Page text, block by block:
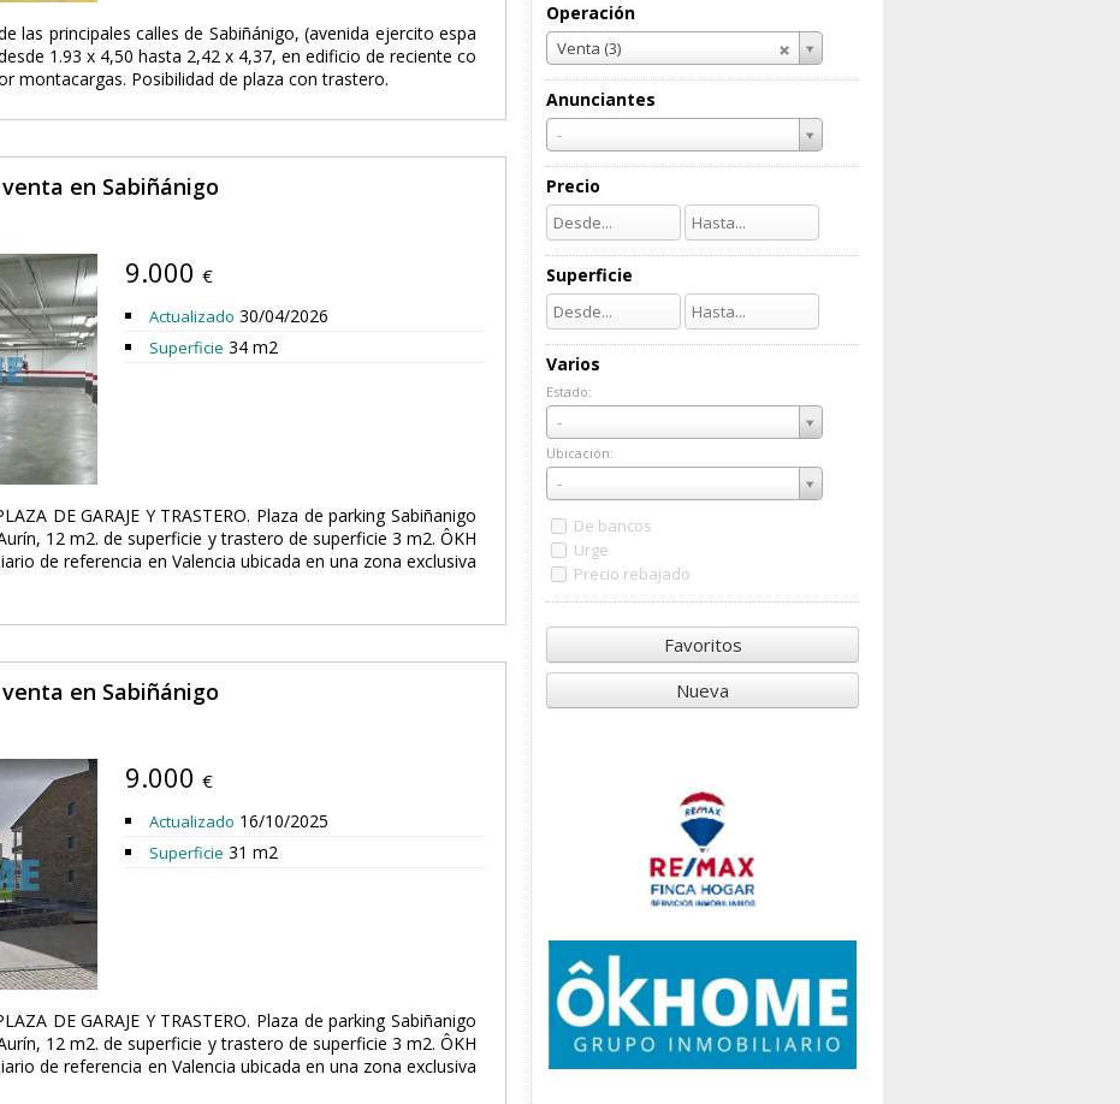
Operación
Venta (3)
Anunciantes
-
Precio
Superficie
Varios
Estado:
-
Estado:
Ubicación:
-
Ubicación:
De bancos
Urge
Precio rebajado
Favoritos
Nueva
las principales calles de Sabiñánigo, (avenida ejercito espa
1.93 x 4,50 hasta 2,42 x 4,37, en edificio de reciente co
montacargas. Posibilidad de plaza con trastero.
en Sabiñánigo
9.000 €
Actualizado 30/04/2026
Superficie 34 m2
DE GARAJE Y TRASTERO. Plaza de parking Sabiñanigo
12 m2. de superficie y trastero de superficie 3 m2. ÔKH
de referencia en Valencia ubicada en una zona exclusiva
en Sabiñánigo
9.000 €
Actualizado 16/10/2025
Superficie 31 m2
DE GARAJE Y TRASTERO. Plaza de parking Sabiñanigo
12 m2. de superficie y trastero de superficie 3 m2. ÔKH
de referencia en Valencia ubicada en una zona exclusiva